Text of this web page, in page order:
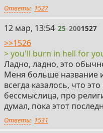
Ответы 1527
25
12 мар, 13:54 25 2001527
>>1526
> you'll burn in hell for
Ладно, ладно, это
Меня больше название
всегда казалось, что
бессмыслица, про
думал, пока этот
Ответы 1531